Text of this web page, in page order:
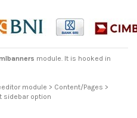
module. It is hooked in
module > Content/Pages >
sidebar option